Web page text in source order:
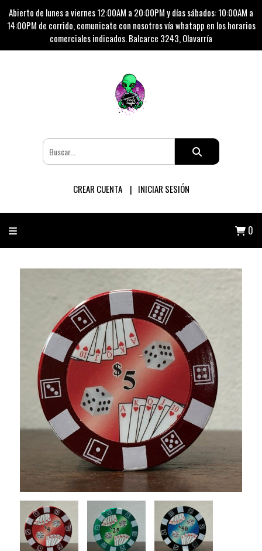
Abierto de lunes a viernes 12:00AM a 20:00PM y días sábados: 10:00AM a
14:00PM de corrido, comunicate con nosotros vía whatapp en los horarios
comerciales indicados. Balcarce 3243, Olavarría
CREAR CUENTA INICIAR SESIÓN
0